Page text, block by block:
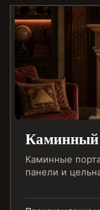
Каминный
Каминные
панели и